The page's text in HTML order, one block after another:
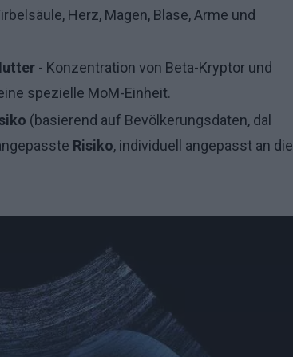
Herz, Magen, Blase, Arme und
- Konzentration von Beta-Kryptor und
spezielle MoM-Einheit.
(basierend auf Bevölkerungsdaten, dal
Risiko, individuell angepasst an die